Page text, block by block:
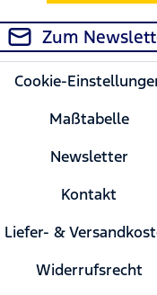
Zum
Cookie-
Maßtabelle
Newsletter
Kontakt
Liefer- &
Widerrufsrecht